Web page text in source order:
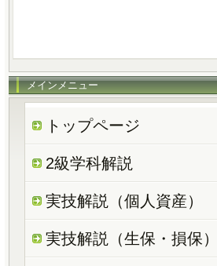
メインメニュー
トップページ
2級学科解説
実技解説（個人資産）
実技解説（生保・損保）